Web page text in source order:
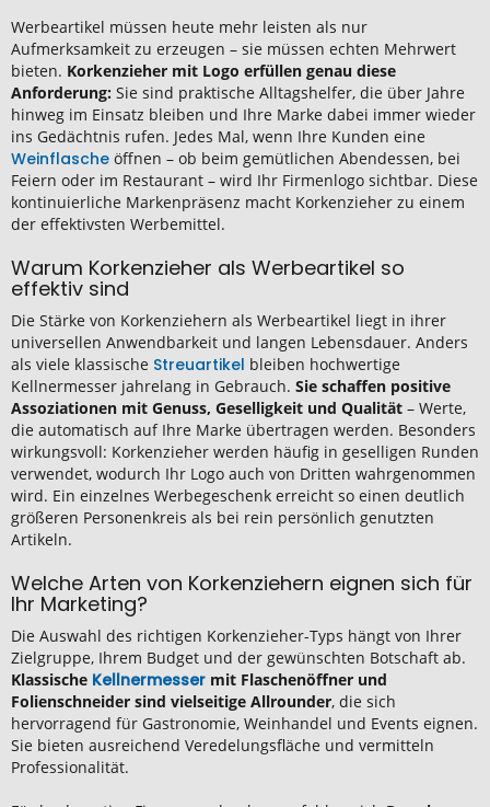
Werbeartikel müssen heute mehr leisten als nur
Aufmerksamkeit zu erzeugen – sie müssen echten Mehrwert
bieten. Korkenzieher mit Logo erfüllen genau diese
Anforderung: Sie sind praktische Alltagshelfer, die über Jahre
hinweg im Einsatz bleiben und Ihre Marke dabei immer wieder
ins Gedächtnis rufen. Jedes Mal, wenn Ihre Kunden eine
Weinflasche öffnen – ob beim gemütlichen Abendessen, bei
Feiern oder im Restaurant – wird Ihr Firmenlogo sichtbar. Diese
kontinuierliche Markenpräsenz macht Korkenzieher zu einem
der effektivsten Werbemittel.
Warum Korkenzieher als Werbeartikel so
effektiv sind
Die Stärke von Korkenziehern als Werbeartikel liegt in ihrer
universellen Anwendbarkeit und langen Lebensdauer. Anders
als viele klassische Streuartikel bleiben hochwertige
Kellnermesser jahrelang in Gebrauch. Sie schaffen positive
Assoziationen mit Genuss, Geselligkeit und Qualität – Werte,
die automatisch auf Ihre Marke übertragen werden. Besonders
wirkungsvoll: Korkenzieher werden häufig in geselligen Runden
verwendet, wodurch Ihr Logo auch von Dritten wahrgenommen
wird. Ein einzelnes Werbegeschenk erreicht so einen deutlich
größeren Personenkreis als bei rein persönlich genutzten
Artikeln.
Welche Arten von Korkenziehern eignen sich für
Ihr Marketing?
Die Auswahl des richtigen Korkenzieher-Typs hängt von Ihrer
Zielgruppe, Ihrem Budget und der gewünschten Botschaft ab.
Klassische Kellnermesser mit Flaschenöffner und
Folienschneider sind vielseitige Allrounder, die sich
hervorragend für Gastronomie, Weinhandel und Events eignen.
Sie bieten ausreichend Veredelungsfläche und vermitteln
Professionalität.